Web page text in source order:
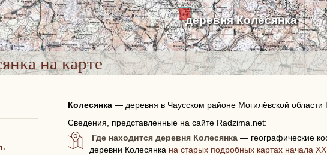
деревня Колесянка
на карте
Колесянка— деревня в Чаусском районе Могилёвской области
Сведения, представленные на сайте Radzima.net:
Где находится деревня Колесянка — географические
деревни Колесянка на старых подробных картах начала